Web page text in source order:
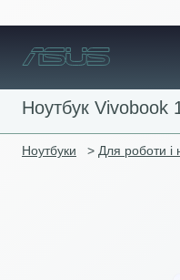
Ноутбук Vivobook
Ноутбуки > Для роботи і